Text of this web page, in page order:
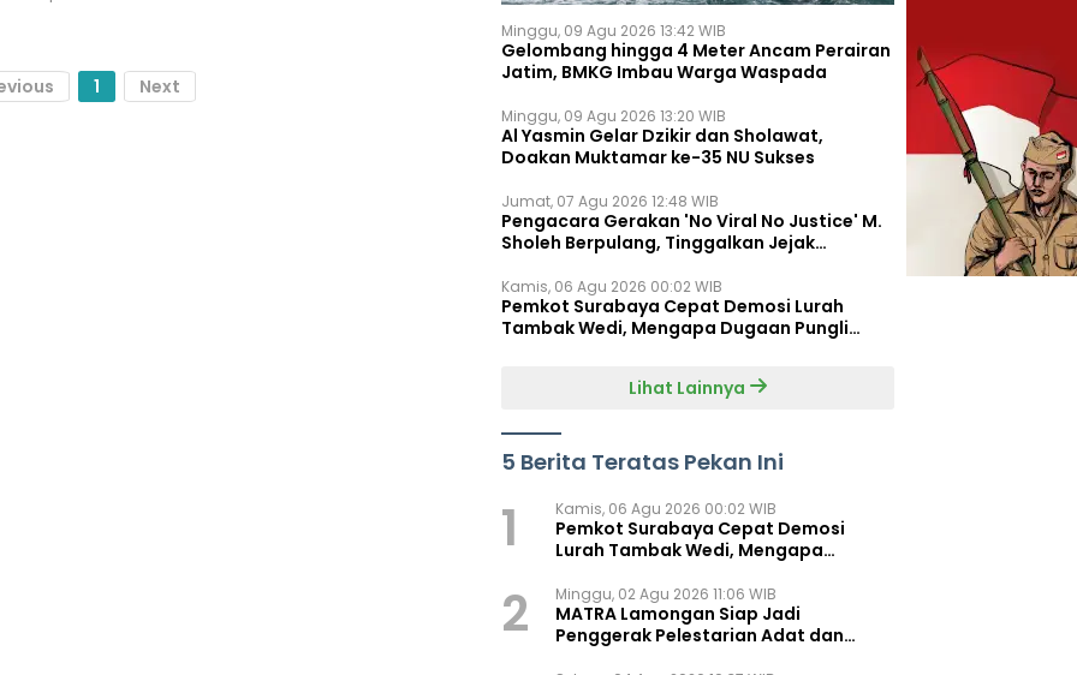
1 Next
Minggu, 09 Agu 2026 13:42 WIB
Gelombang hingga 4 Meter Ancam Perairan
Jatim, BMKG Imbau Warga Waspada
Minggu, 09 Agu 2026 13:20 WIB
Al Yasmin Gelar Dzikir dan Sholawat,
Doakan Muktamar ke-35 NU Sukses
Jumat, 07 Agu 2026 12:48 WIB
Pengacara Gerakan 'No Viral No Justice' M.
Sholeh Berpulang, Tinggalkan Jejak
Kamis, 06 Agu 2026 00:02 WIB
Pemkot Surabaya Cepat Demosi Lurah
Tambak Wedi, Mengapa Dugaan Pungli
Lihat Lainnya
5 Berita Teratas Pekan Ini
1 Kamis, 06 Agu 2026 00:02 WIB
Pemkot Surabaya Cepat Demosi
Lurah Tambak Wedi, Mengapa
2 Minggu, 02 Agu 2026 11:06 WIB
MATRA Lamongan Siap Jadi
Penggerak Pelestarian Adat dan